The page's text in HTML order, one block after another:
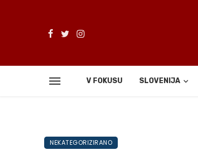
V FOKUSU SLOVENIJA
NEKATEGORIZIRANO